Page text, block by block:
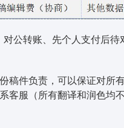
公转账、先个人支付后
稿件负责，可以保证对所
客服（所有翻译和润色均